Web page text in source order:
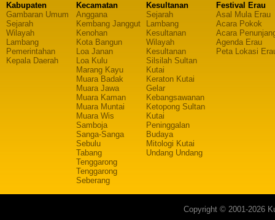
Kabupaten
Gambaran Umum
Sejarah
Wilayah
Lambang
Pemerintahan
Kepala Daerah
Kecamatan
Anggana
Kembang Janggut
Kenohan
Kota Bangun
Loa Janan
Loa Kulu
Marang Kayu
Muara Badak
Muara Jawa
Muara Kaman
Muara Muntai
Muara Wis
Samboja
Sanga-Sanga
Sebulu
Tabang
Tenggarong
Tenggarong
Seberang
Kesultanan
Sejarah
Lambang
Kesultanan
Wilayah
Kesultanan
Silsilah Sultan
Kutai
Keraton Kutai
Gelar
Kebangsawanan
Ketopong Sultan
Kutai
Peninggalan
Budaya
Mitologi Kutai
Undang Undang
Festival Erau
Asal Mula Erau
Acara Pokok
Acara
Agenda Erau
Peta Lokasi
Copyright © 2001-2026